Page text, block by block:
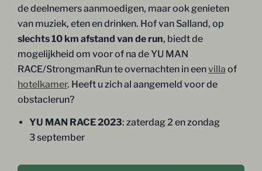
de deelnemers aanmoedigen, maar ook genieten
van muziek, eten en drinken. Hof van Salland, op
slechts 10 km afstand van de run, biedt de
mogelijkheid om voor of na de YU MAN
RACE/StrongmanRun te overnachten in eenvilla of
hotelkamer. Heeft u zich al aangemeld voor de
obstaclerun?
YU MAN RACE 2023: zaterdag 2 en zondag
3 september